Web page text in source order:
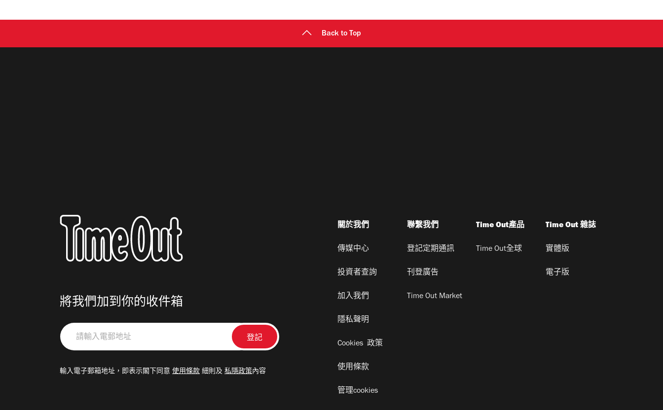
Back to Top
將我們加到你的收件箱
請
輸
郵
輸入電子郵箱地址，即表示閣下同意 使用條款 細則及 私隱政策內容
關於我們
傳媒中心
投資者查詢
加入我們
隱私聲明
Cookies 政策
使用條款
管理cookies
聯繫我們
登記定期通訊
刊登廣告
Time Out Market
Time Out產品
Time Out全球
Time Out 雜誌
實體版
電子版